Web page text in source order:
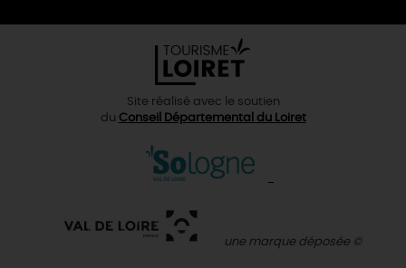
Site réalisé avec le soutien
du Conseil Départemental du Loiret
une marque déposée ©